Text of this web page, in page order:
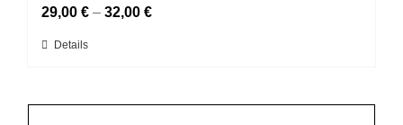
Optionen
auf
29,00 € – 32,00 €
Dieses
Details